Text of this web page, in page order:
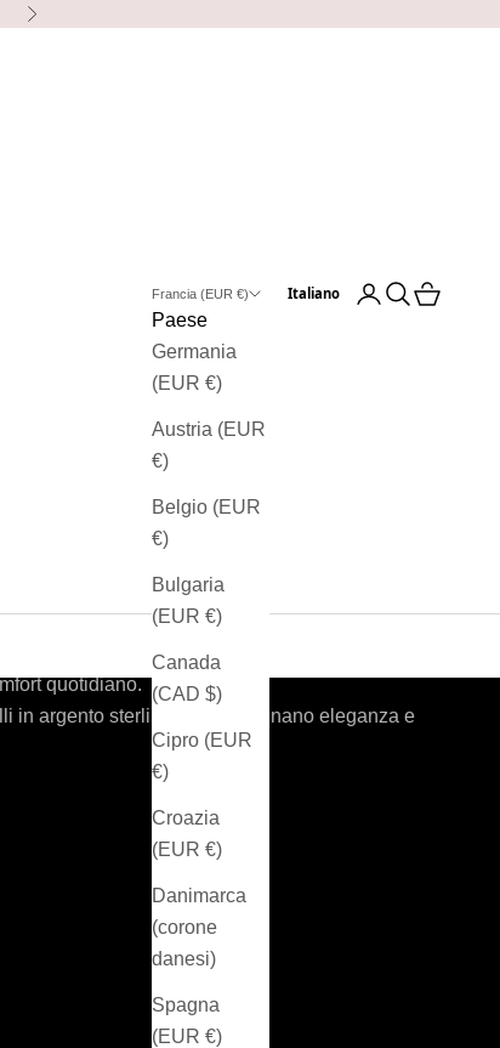
Avanti
Francia (EUR €)
Paese
Germania
(EUR €)
Austria (EUR
€)
Belgio (EUR
€)
Bulgaria
(EUR €)
Canada
(CAD $)
Cipro (EUR
€)
Croazia
(EUR €)
Danimarca
(corone
danesi)
Spagna
(EUR €)
Italiano Aprire un
Ricerca
creazione è concepita e progettata in Svizzera
quotidiano.
in argento sterling, che combinano eleganza e